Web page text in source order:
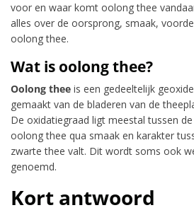
voor en waar komt oolong thee
alles over de oorsprong, smaak,
oolong thee.
Wat is oolong thee?
Oolong thee is een gedeeltelijk
gemaakt van de bladeren van de
De oxidatiegraad ligt meestal tussen
oolong thee qua smaak en karakter
zwarte thee valt. Dit wordt soms ook
genoemd.
Kort antwoord